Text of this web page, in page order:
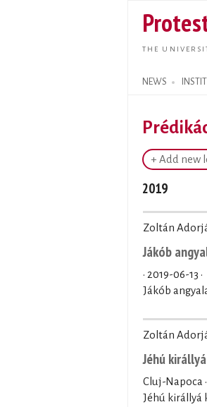
THE
NEWS
Search form
+ Add new
2019
Zoltán
Jákób
· 2019-06-13 ·
Jákób
Zoltán
Jéhú
Cluj-Napoca ·
Jéhú királlyá